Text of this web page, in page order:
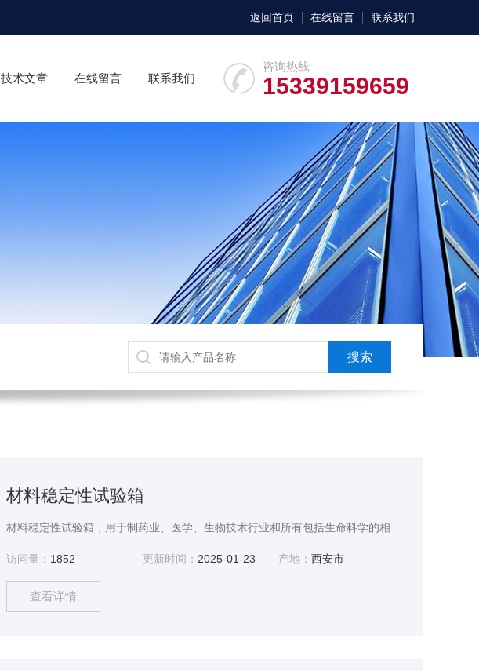
返回首页 在线留言 联系我们
咨询热线
15339159659
技术文章 在线留言 联系我们
材料稳定性试验箱
访问量： 1852 更新时间： 2025-01-23 产地：西安市
查看详情